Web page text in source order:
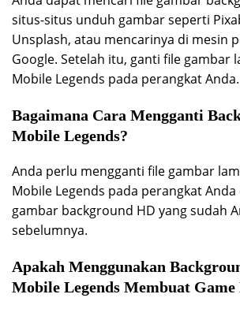
situs-situs unduh gambar seperti
Unsplash, atau mencarinya di mesin
Google. Setelah itu, ganti file gambar
Mobile Legends pada perangkat Anda.
Bagaimana Cara Mengganti
Mobile Legends?
Anda perlu mengganti file gambar
Mobile Legends pada perangkat
gambar background HD yang sudah
sebelumnya.
Apakah Menggunakan
Mobile Legends Membuat Game